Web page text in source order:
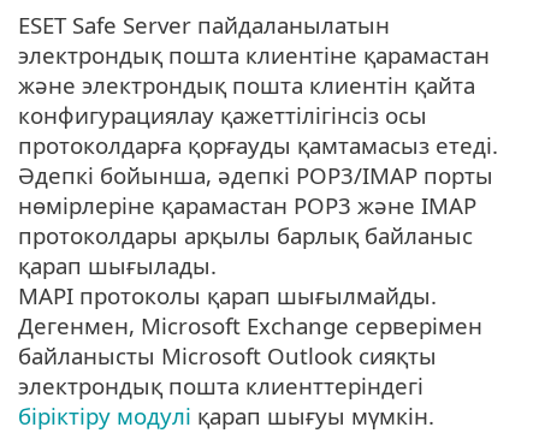
ESET Safe Server пайдаланылатын
электрондық пошта клиентіне қарамастан
және электрондық пошта клиентін қайта
конфигурациялау қажеттілігінсіз осы
протоколдарға қорғауды қамтамасыз етеді.
Әдепкі бойынша, әдепкі POP3/IMAP порты
нөмірлеріне қарамастан POP3 және IMAP
протоколдары арқылы барлық байланыс
қарап шығылады.
MAPI протоколы қарап шығылмайды.
Дегенмен, Microsoft Exchange серверімен
байланысты Microsoft Outlook сияқты
электрондық пошта клиенттеріндегі
біріктіру модулі қарап шығуы мүмкін.